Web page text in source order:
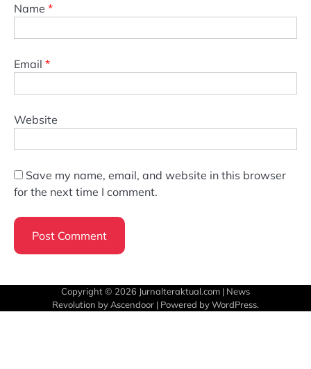
Name *
Email *
Website
Save my name, email, and website in this browser
for the next time I comment.
Copyright © 2026 Jurnalteraktual.com | News
Revolution byAscendoor | Powered byWordPress.